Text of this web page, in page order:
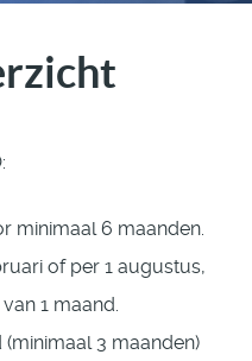
minimaal 6 maanden.
of per 1 augustus,
1 maand.
3 maanden)